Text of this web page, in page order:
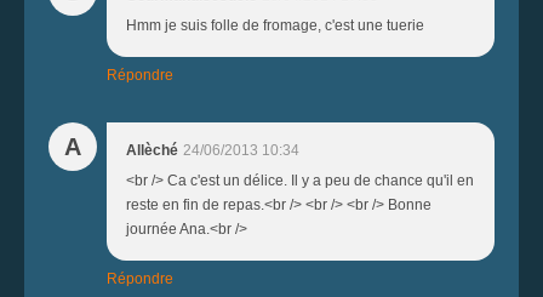
Hmm je suis folle de fromage, c'est une tuerie
Répondre
A Allèché 24/06/2013 10:34
<br /> Ca c'est un délice. Il y a peu de chance qu'il en
reste en fin de repas.<br /> <br /> <br /> Bonne
journée Ana.<br />
Répondre